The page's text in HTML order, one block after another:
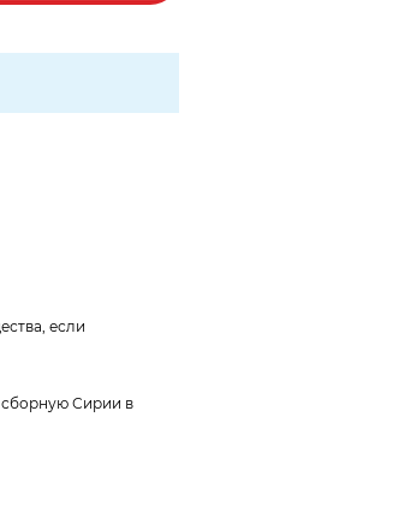
если
сборную Сирии в